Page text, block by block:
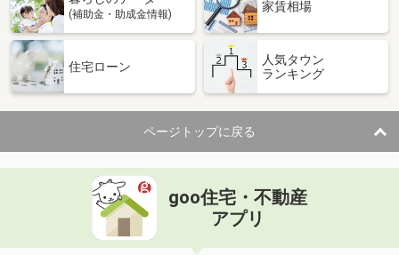
(補助金・助成金情報)
家賃相場
住宅ローン
人気タウン
ランキング
ページトップに戻る
goo住宅・不動産
アプリ